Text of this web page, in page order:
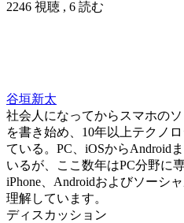
2246 視聴 , 6 読む
谷垣新太
社会人になってからスマホの
を書き始め、10年以上テクノ
ている。PC、iOSからAndroid
いるが、ここ数年はPC分野に
iPhone、Androidおよびソーシ
理解しています。
ディスカッション